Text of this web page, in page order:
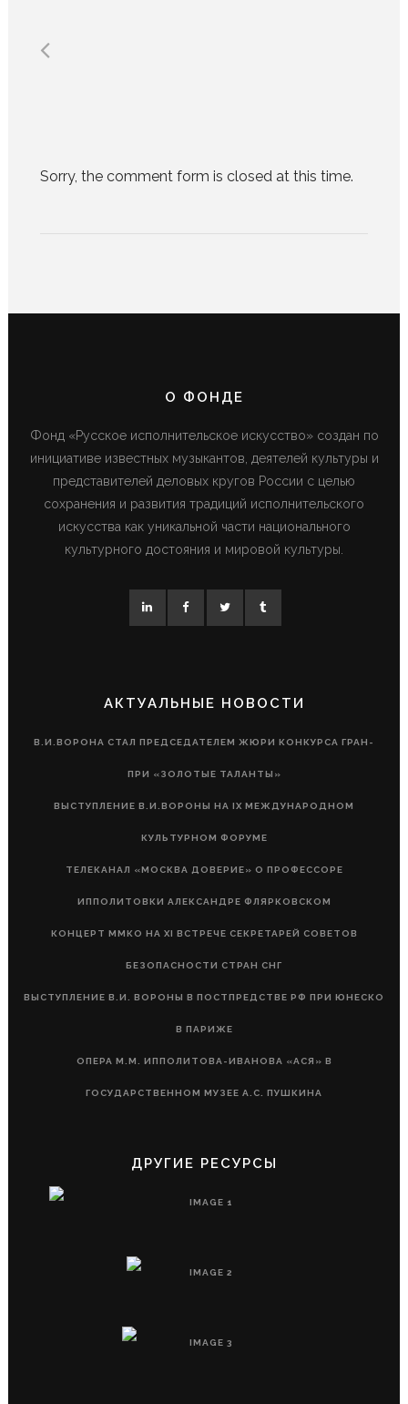
Sorry, the comment form is closed at this time.
О ФОНДЕ
Фонд «Русское исполнительское искусство» создан по
инициативе известных музыкантов, деятелей культуры и
представителей деловых кругов России с целью
сохранения и развития традиций исполнительского
искусства как уникальной части национального
культурного достояния и мировой культуры.
АКТУАЛЬНЫЕ НОВОСТИ
В.И.ВОРОНА СТАЛ ПРЕДСЕДАТЕЛЕМ ЖЮРИ КОНКУРСА ГРАН-
ПРИ «ЗОЛОТЫЕ ТАЛАНТЫ»
ВЫСТУПЛЕНИЕ В.И.ВОРОНЫ НА IX МЕЖДУНАРОДНОМ
КУЛЬТУРНОМ ФОРУМЕ
ТЕЛЕКАНАЛ «МОСКВА ДОВЕРИЕ» О ПРОФЕССОРЕ
ИППОЛИТОВКИ АЛЕКСАНДРЕ ФЛЯРКОВСКОМ
КОНЦЕРТ ММКО НА XI ВСТРЕЧЕ СЕКРЕТАРЕЙ СОВЕТОВ
БЕЗОПАСНОСТИ СТРАН СНГ
ВЫСТУПЛЕНИЕ В.И. ВОРОНЫ В ПОСТПРЕДСТВЕ РФ ПРИ ЮНЕСКО
В ПАРИЖЕ
ОПЕРА М.М. ИППОЛИТОВА-ИВАНОВА «АСЯ» В
ГОСУДАРСТВЕННОМ МУЗЕЕ А.С. ПУШКИНА
ДРУГИЕ РЕСУРСЫ